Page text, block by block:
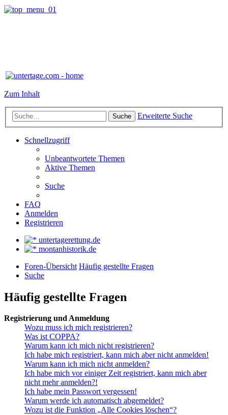
Zum Inhalt
Suche Erweiterte Suche
Schnellzugriff
Unbeantwortete Themen
Aktive Themen
Suche
FAQ
Anmelden
Registrieren
untertagerettung.de
montanhistorik.de
Foren-Übersicht Häufig gestellte Fragen
Suche
Häufig gestellte Fragen
Registrierung und Anmeldung
Wozu muss ich mich registrieren?
Was ist COPPA?
Warum kann ich mich nicht registrieren?
Ich habe mich registriert, kann mich aber nicht anmelden!
Warum kann ich mich nicht anmelden?
Ich habe mich vor einiger Zeit registriert, kann mich aber
nicht mehr anmelden?!
Ich habe mein Passwort vergessen!
Warum werde ich automatisch abgemeldet?
Wozu ist die Funktion „Alle Cookies löschen“?